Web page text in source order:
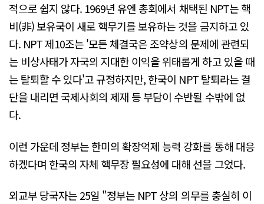
적으로 쉽지 않다. 1969년 유엔 총회에서 채택된 NPT는 핵
비(非) 보유국이 새로 핵무기를 보유하는 것을 금지하고 있
다. NPT 제10조는 '모든 체결국은 조약상의 문제에 관련되
는 비상사태가 자국의 지대한 이익을 위태롭게 하고 있을 때
는 탈퇴할 수 있다'고 규정하지만, 한국이 NPT 탈퇴라는 결
단을 내리면 국제사회의 제재 등 부담이 수반될 수밖에 없
다.
이런 가운데 정부는 한미의 확장억제 능력 강화를 통해 대응
하겠다며 한국의 자체 핵무장 필요성에 대해 선을 그었다.
외교부 당국자는 25일 "정부는 NPT 상의 의무를 충실히 이